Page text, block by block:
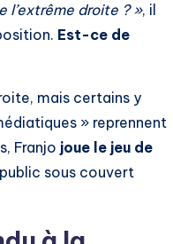
l’extrême droite ? », il
Est-ce de
mais certains y
» reprennent
Franjo joue le jeu de
sous couvert